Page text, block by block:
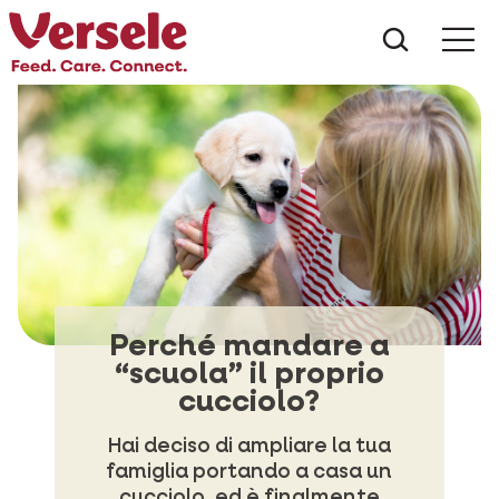
Perché mandare a
“scuola” il proprio
cucciolo?
Hai deciso di ampliare la tua
famiglia portando a casa un